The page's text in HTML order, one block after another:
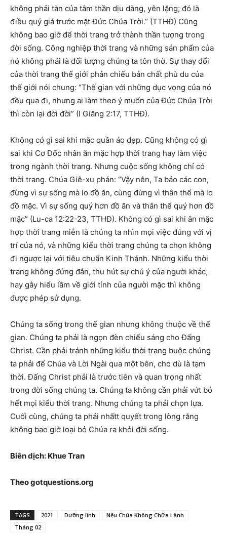
không phải tàn của tâm thần dịu dàng, yên lặng; đó là
điều quý giá trước mặt Đức Chúa Trời.” (TTHĐ) Cũng
không bao giờ để thời trang trở thành thần tượng trong
đời sống. Công nghiệp thời trang và những sản phẩm của
nó không phải là đối tượng chúng ta tôn thờ. Sự thay đổi
của thời trang thế giới phản chiếu bản chất phù du của
thế giới nói chung: “Thế gian với những dục vọng của nó
đều qua đi, nhưng ai làm theo ý muốn của Đức Chúa Trời
thì còn lại đời đời” (I Giăng 2:17, TTHĐ).
Không có gì sai khi mặc quần áo đẹp. Cũng không có gì
sai khi Cơ Đốc nhân ăn mặc hợp thời trang hay làm việc
trong ngành thời trang. Nhưng cuộc sống không chỉ có
thời trang. Chúa Giê-xu phán: “Vậy nên, Ta bảo các con,
đừng vì sự sống mà lo đồ ăn, cùng đừng vì thân thể mà lo
đồ mặc. Vì sự sống quý hơn đồ ăn và thân thể quý hơn đồ
mặc” (Lu-ca 12:22-23, TTHĐ). Không có gì sai khi ăn mặc
hợp thời trang miễn là chúng ta nhìn mọi việc đúng với vị
trí của nó, và những kiểu thời trang chúng ta chọn không
đi ngược lại với tiêu chuẩn Kinh Thánh. Những kiểu thời
trang không đứng đắn, thu hút sự chú ý của người khác,
hay gây hiểu lầm về giới tính của người mặc thì không
được phép sử dụng.
Chúng ta sống trong thế gian nhưng không thuộc về thế
gian. Chúng ta phải là ngọn đèn chiếu sáng cho Đấng
Christ. Cần phải tránh những kiểu thời trang buộc chúng
ta phải để Chúa và Lời Ngài qua một bên, cho dù là tạm
thời. Đấng Christ phải là trước tiên và quan trọng nhất
trong đời sống chúng ta. Chúng ta không cần phải vứt bỏ
hết mọi kiểu thời trang. Nhưng chúng ta phải chọn lựa.
Cuối cùng, chúng ta phải nhấtt quyết trong lòng rằng
không bao giờ loại bỏ Chúa ra khỏi đời sống.
Biên dịch: Khue Tran
Theo gotquestions.org
TAGS 2021 Dưỡng linh
Nếu Chúa Không Chữa Lành
Tháng 02